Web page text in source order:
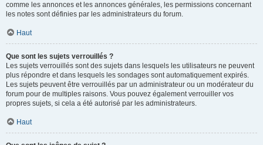
comme les annonces et les annonces générales, les permissions concernant
les notes sont définies par les administrateurs du forum.
Haut
Que sont les sujets verrouillés ?
Les sujets verrouillés sont des sujets dans lesquels les utilisateurs ne peuvent
plus répondre et dans lesquels les sondages sont automatiquement expirés.
Les sujets peuvent être verrouillés par un administrateur ou un modérateur du
forum pour de multiples raisons. Vous pouvez également verrouiller vos
propres sujets, si cela a été autorisé par les administrateurs.
Haut